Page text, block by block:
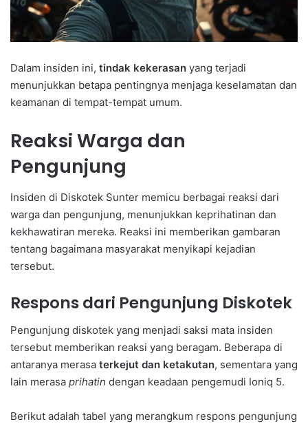
Dalam insiden ini, tindak kekerasan yang terjadi
menunjukkan betapa pentingnya menjaga keselamatan dan
keamanan di tempat-tempat umum.
Reaksi Warga dan
Pengunjung
Insiden di Diskotek Sunter memicu berbagai reaksi dari
warga dan pengunjung, menunjukkan keprihatinan dan
kekhawatiran mereka. Reaksi ini memberikan gambaran
tentang bagaimana masyarakat menyikapi kejadian
tersebut.
Respons dari Pengunjung Diskotek
Pengunjung diskotek yang menjadi saksi mata insiden
tersebut memberikan reaksi yang beragam. Beberapa di
antaranya merasa terkejut dan ketakutan, sementara yang
lain merasa prihatin dengan keadaan pengemudi Ioniq 5.
Berikut adalah tabel yang merangkum respons pengunjung